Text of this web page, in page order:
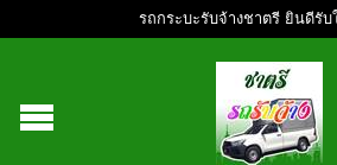
รถกระบะรับจ้างชาตรี ยินดีรับ